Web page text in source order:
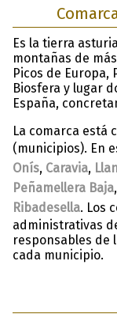
Es la tierra
montañas de
Picos de Europa,
Biosfera y lugar
España,
La comarca está
(municipios). En
Onís, Caravia,
Peñamellera Baja,
Ribadesella. Los
administrativas
responsables de
cada municipio.